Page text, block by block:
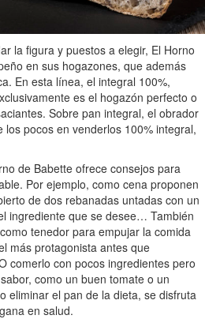
la figura y puestos a elegir, El Horno
en sus hogazones, que además
En esta línea, el integral 100%,
es el hogazón perfecto o
Sobre pan integral, el obrador
pocos en venderlos 100% integral,
de Babette ofrece consejos para
Por ejemplo, como cena proponen
de dos rebanadas untadas con un
ingrediente que se desee… También
tenedor para empujar la comida
más protagonista antes que
comerlo con pocos ingredientes pero
como un buen tomate o un
eliminar el pan de la dieta, se disfruta
en salud.